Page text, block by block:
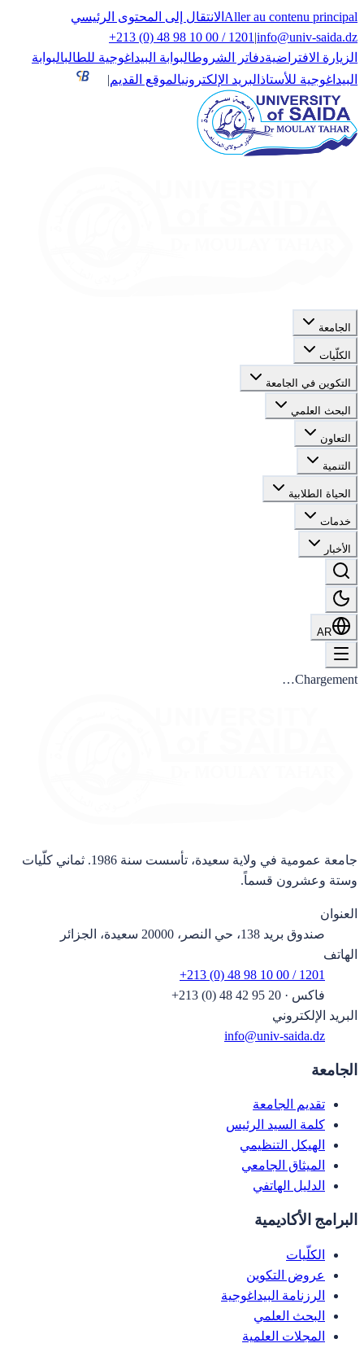
Aller au contenu principal الانتقال إلى المحتوى الرئيسي
info@univ-saida.dz
|
+213 (0) 48 98 10 00 / 1201
الزيارة الافتراضيةدفاتر الشروطالبوابة البيداغوجية للطالبالبوابة
البيداغوجية للأستاذ البريد الإلكترونيالموقع القديم|
الجامعة
الكلّيات
التكوين في الجامعة
البحث العلمي
التعاون
التنمية
الحياة الطلابية
خدمات
الأخبار
AR
Chargement…
جامعة عمومية في ولاية سعيدة، تأسست سنة 1986. ثماني كلّيات
وستة وعشرون قسماً.
العنوان
صندوق بريد 138، حي النصر، 20000 سعيدة، الجزائر
الهاتف
+213 (0) 48 98 10 00 / 1201
فاكس ·
+213 (0) 48 42 95 20
البريد الإلكتروني
info@univ-saida.dz
الجامعة
تقديم الجامعة
كلمة السيد الرئيس
الهيكل التنظيمي
الميثاق الجامعي
الدليل الهاتفي
البرامج الأكاديمية
الكلّيات
عروض التكوين
الرزنامة البيداغوجية
البحث العلمي
المجلات العلمية